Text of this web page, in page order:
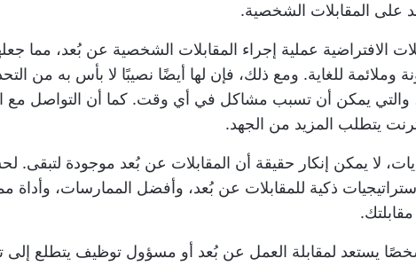
على المقابلات الشخصية.
الافتراضية عملية إجراء المقابلات الشخصية عن بُعد، مما
وملائمة للغاية. ومع ذلك، فإن لها أيضًا نصيبًا لا بأس به من
والتي يمكن أن تسبب مشاكل في أي وقت. كما أن التواصل
يتطلب المزيد من الجهد.
لا يمكن إنكار حقيقة أن المقابلات عن بُعد موجودة لتبقى.
ذكية للمقابلات عن بُعد، وأفضل الممارسات، وأداة
يستعد لمقابلة العمل عن بُعد أو مسؤول توظيف يتطلع إلى